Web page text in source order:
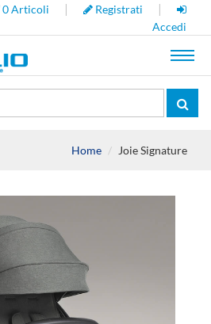
0Articoli | Registrati |
Accedi
Home Joie Signature